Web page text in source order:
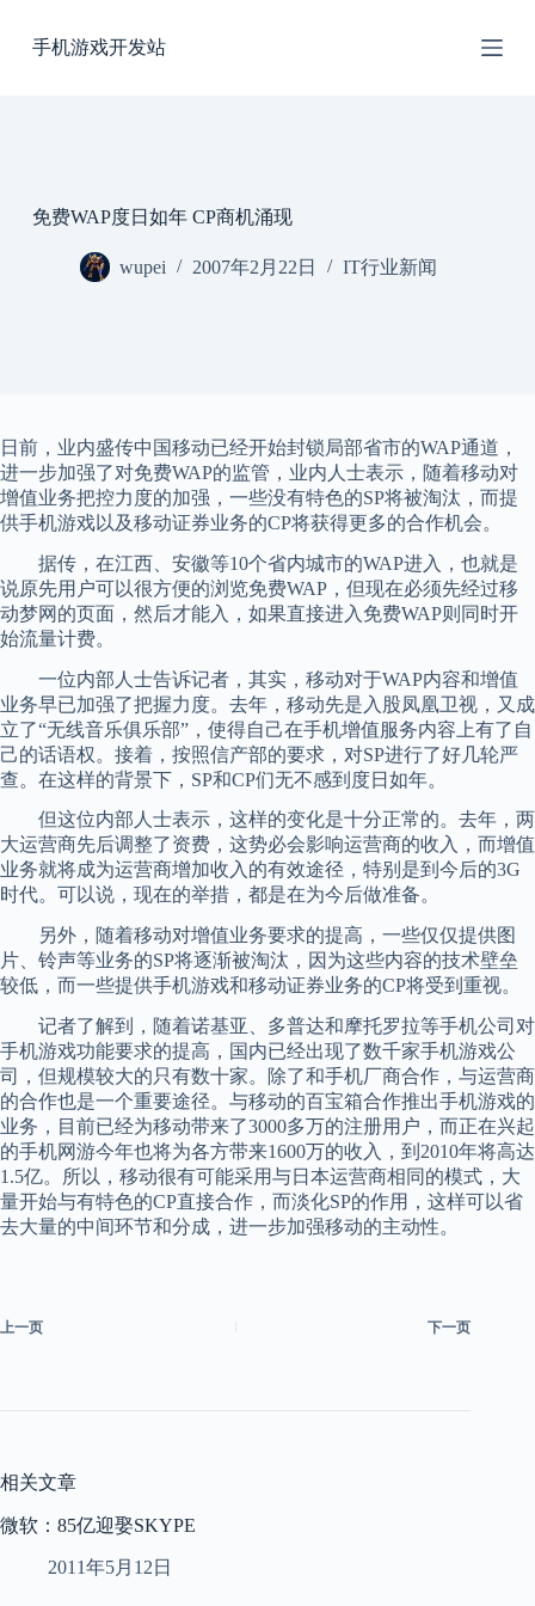
过
手机游戏开发站
免费WAP度日如年 CP商机涌现
wupei 2007年2月22日 IT行业新闻
日前，业内盛传中国移动已经开始封锁局部省市的WAP通道，
进一步加强了对免费WAP的监管，业内人士表示，随着移动对
增值业务把控力度的加强，一些没有特色的SP将被淘汰，而提
供手机游戏以及移动证券业务的CP将获得更多的合作机会。
据传，在江西、安徽等10个省内城市的WAP进入，也就是
说原先用户可以很方便的浏览免费WAP，但现在必须先经过移
动梦网的页面，然后才能入，如果直接进入免费WAP则同时开
始流量计费。
一位内部人士告诉记者，其实，移动对于WAP内容和增值
业务早已加强了把握力度。去年，移动先是入股凤凰卫视，又成
立了“无线音乐俱乐部”，使得自己在手机增值服务内容上有了自
己的话语权。接着，按照信产部的要求，对SP进行了好几轮严
查。在这样的背景下，SP和CP们无不感到度日如年。
但这位内部人士表示，这样的变化是十分正常的。去年，两
大运营商先后调整了资费，这势必会影响运营商的收入，而增值
业务就将成为运营商增加收入的有效途径，特别是到今后的3G
时代。可以说，现在的举措，都是在为今后做准备。
另外，随着移动对增值业务要求的提高，一些仅仅提供图
片、铃声等业务的SP将逐渐被淘汰，因为这些内容的技术壁垒
较低，而一些提供手机游戏和移动证券业务的CP将受到重视。
记者了解到，随着诺基亚、多普达和摩托罗拉等手机公司对
手机游戏功能要求的提高，国内已经出现了数千家手机游戏公
司，但规模较大的只有数十家。除了和手机厂商合作，与运营商
的合作也是一个重要途径。与移动的百宝箱合作推出手机游戏的
业务，目前已经为移动带来了3000多万的注册用户，而正在兴起
的手机网游今年也将为各方带来1600万的收入，到2010年将高达
1.5亿。所以，移动很有可能采用与日本运营商相同的模式，大
量开始与有特色的CP直接合作，而淡化SP的作用，这样可以省
去大量的中间环节和分成，进一步加强移动的主动性。
上一页 下一页
相关文章
微软：85亿迎娶SKYPE
2011年5月12日